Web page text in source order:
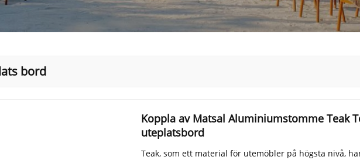
bord
Koppla av Matsal Aluminiumstomme Teak
uteplatsbord
Teak, som ett material för utemöbler på högsta nivå,